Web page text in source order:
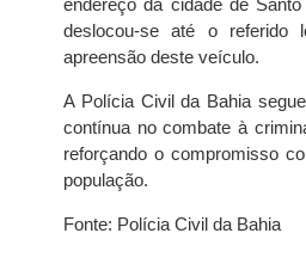
deslocou-se até o referido
apreensão deste veículo.
A Polícia Civil da Bahia
contínua no combate à
reforçando o compromisso
população.
Fonte: Polícia Civil da Bahia